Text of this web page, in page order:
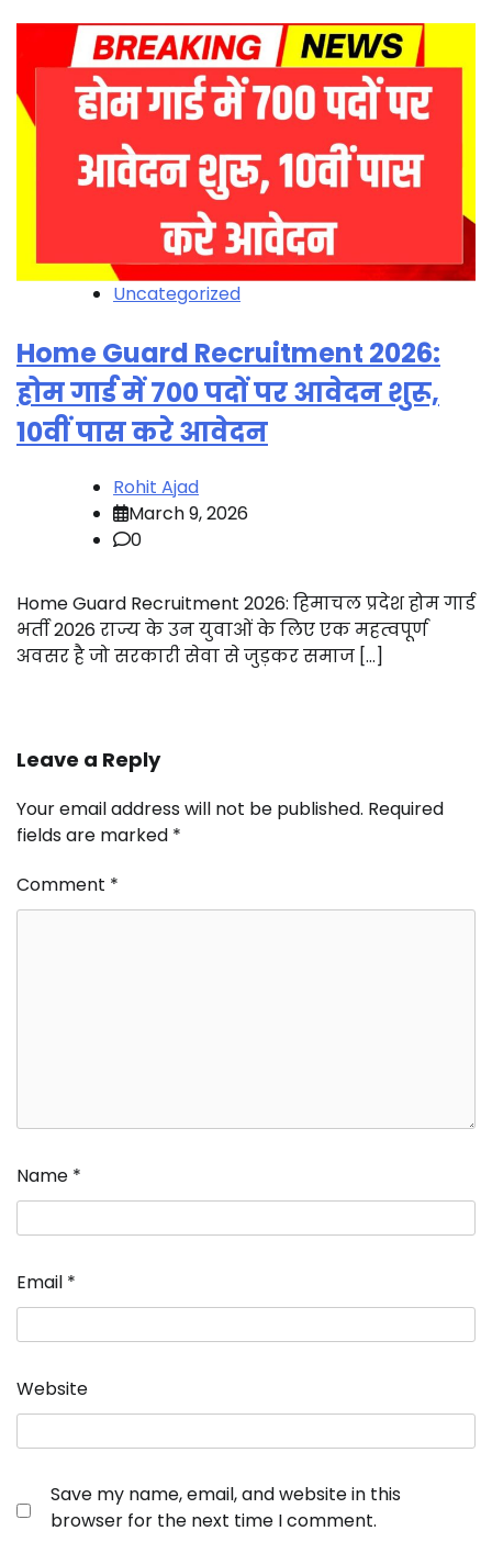
Uncategorized
Home Guard Recruitment 2026:
होम गार्ड में 700 पदों पर आवेदन शुरू,
10वीं पास करे आवेदन
Rohit Ajad
March 9, 2026
0
Home Guard Recruitment 2026: हिमाचल प्रदेश होम गार्ड
भर्ती 2026 राज्य के उन युवाओं के लिए एक महत्वपूर्ण
अवसर है जो सरकारी सेवा से जुड़कर समाज […]
Leave a Reply
Your email address will not be published. Required
fields are marked *
Comment *
Name *
Email *
Website
Save my name, email, and website in this
browser for the next time I comment.